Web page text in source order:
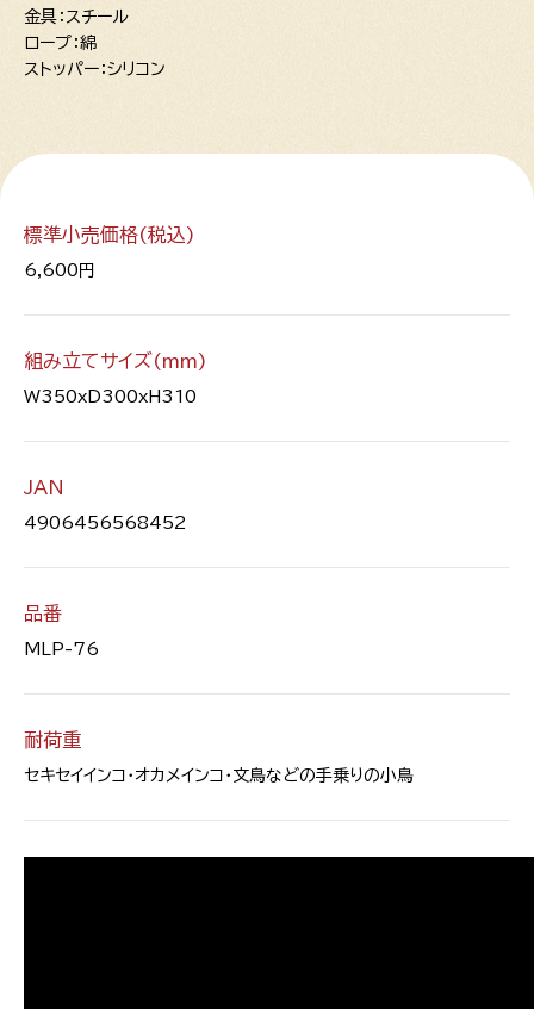
金具：スチール
ロープ：綿
ストッパー：シリコン
標準小売価格(税込)
6,600円
組み立てサイズ(mm)
W350xD300xH310
JAN
4906456568452
品番
MLP-76
耐荷重
セキセイインコ・オカメインコ・文鳥などの手乗りの小鳥